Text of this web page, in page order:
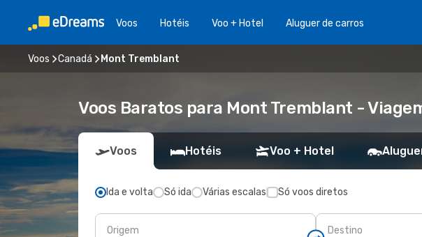
Voos Hotéis Voo + Hotel Aluguer de carros
Voos Canadá Mont Tremblant
Voos Baratos para Mont Tremblant -
Voos Hotéis Voo + Hotel
Ida e volta Só ida Várias escalas Só voos diretos
Origem Destino